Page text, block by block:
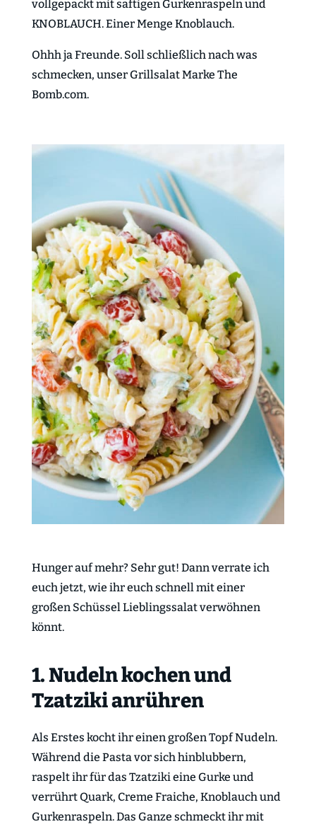
vollgepackt mit saftigen Gurkenraspeln und
KNOBLAUCH. Einer Menge Knoblauch.
Ohhh ja Freunde. Soll schließlich nach was
schmecken, unser Grillsalat Marke The
Bomb.com.
Hunger auf mehr? Sehr gut! Dann verrate ich
euch jetzt, wie ihr euch schnell mit einer
großen Schüssel Lieblingssalat verwöhnen
könnt.
1. Nudeln kochen und
Tzatziki anrühren
Als Erstes kocht ihr einen großen Topf Nudeln.
Während die Pasta vor sich hinblubbern,
raspelt ihr für das Tzatziki eine Gurke und
verrührt Quark, Creme Fraiche, Knoblauch und
Gurkenraspeln. Das Ganze schmeckt ihr mit